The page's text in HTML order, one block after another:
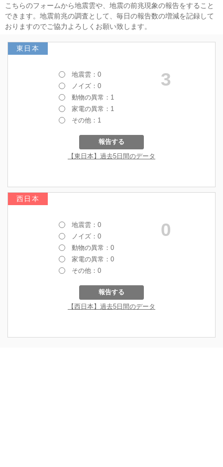
こちらのフォームから地震雲や、地震の前兆現象の報告をすること
できます。地震前兆の調査として、毎日の報告数の増減を記録して
おりますのでご協力よろしくお願い致します。
東日本
西日本